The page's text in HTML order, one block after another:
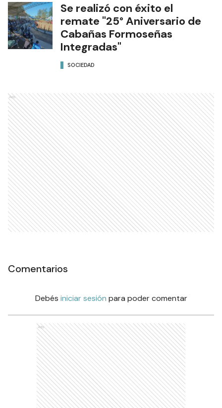
Se realizó con éxito el
remate "25° Aniversario de
Cabañas Formoseñas
Integradas"
SOCIEDAD
Ads
Comentarios
Debés iniciar sesión para poder comentar
Ads